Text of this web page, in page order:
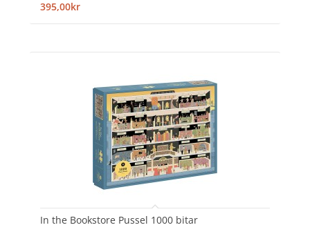
395,00kr
In the Bookstore Pussel 1000 bitar